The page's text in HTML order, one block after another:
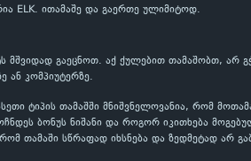
ELK. ითამაშე და გაერთე ულიმიტოდ.
მშვიდად გაეცნოთ. აქ ქულებით თამაშობთ, არ
კომპიუტერზე.
ტიპის თამაშში მნიშვნელოვანია, რომ
ბონუს ნიშანი და როგორ იკითხება
თამაში სწრაფად იხსნება და ზედმეტად არ